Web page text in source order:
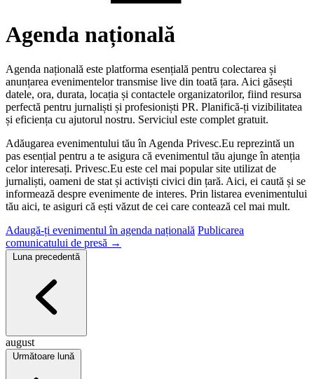
Agenda națională
Agenda națională este platforma esențială pentru colectarea și
anunțarea evenimentelor transmise live din toată țara. Aici găsești
datele, ora, durata, locația și contactele organizatorilor, fiind resursa
perfectă pentru jurnaliști și profesioniști PR. Planifică-ți vizibilitatea
și eficiența cu ajutorul nostru. Serviciul este complet gratuit.
Adăugarea evenimentului tău în Agenda Privesc.Eu reprezintă un
pas esențial pentru a te asigura că evenimentul tău ajunge în atenția
celor interesați. Privesc.Eu este cel mai popular site utilizat de
jurnaliști, oameni de stat și activiști civici din țară. Aici, ei caută și se
informează despre evenimente de interes. Prin listarea evenimentului
tău aici, te asiguri că ești văzut de cei care contează cel mai mult.
Adaugă-ți evenimentul în agenda națională Publicarea
comunicatului de presă →
Luna precedentă
august
Următoare lună